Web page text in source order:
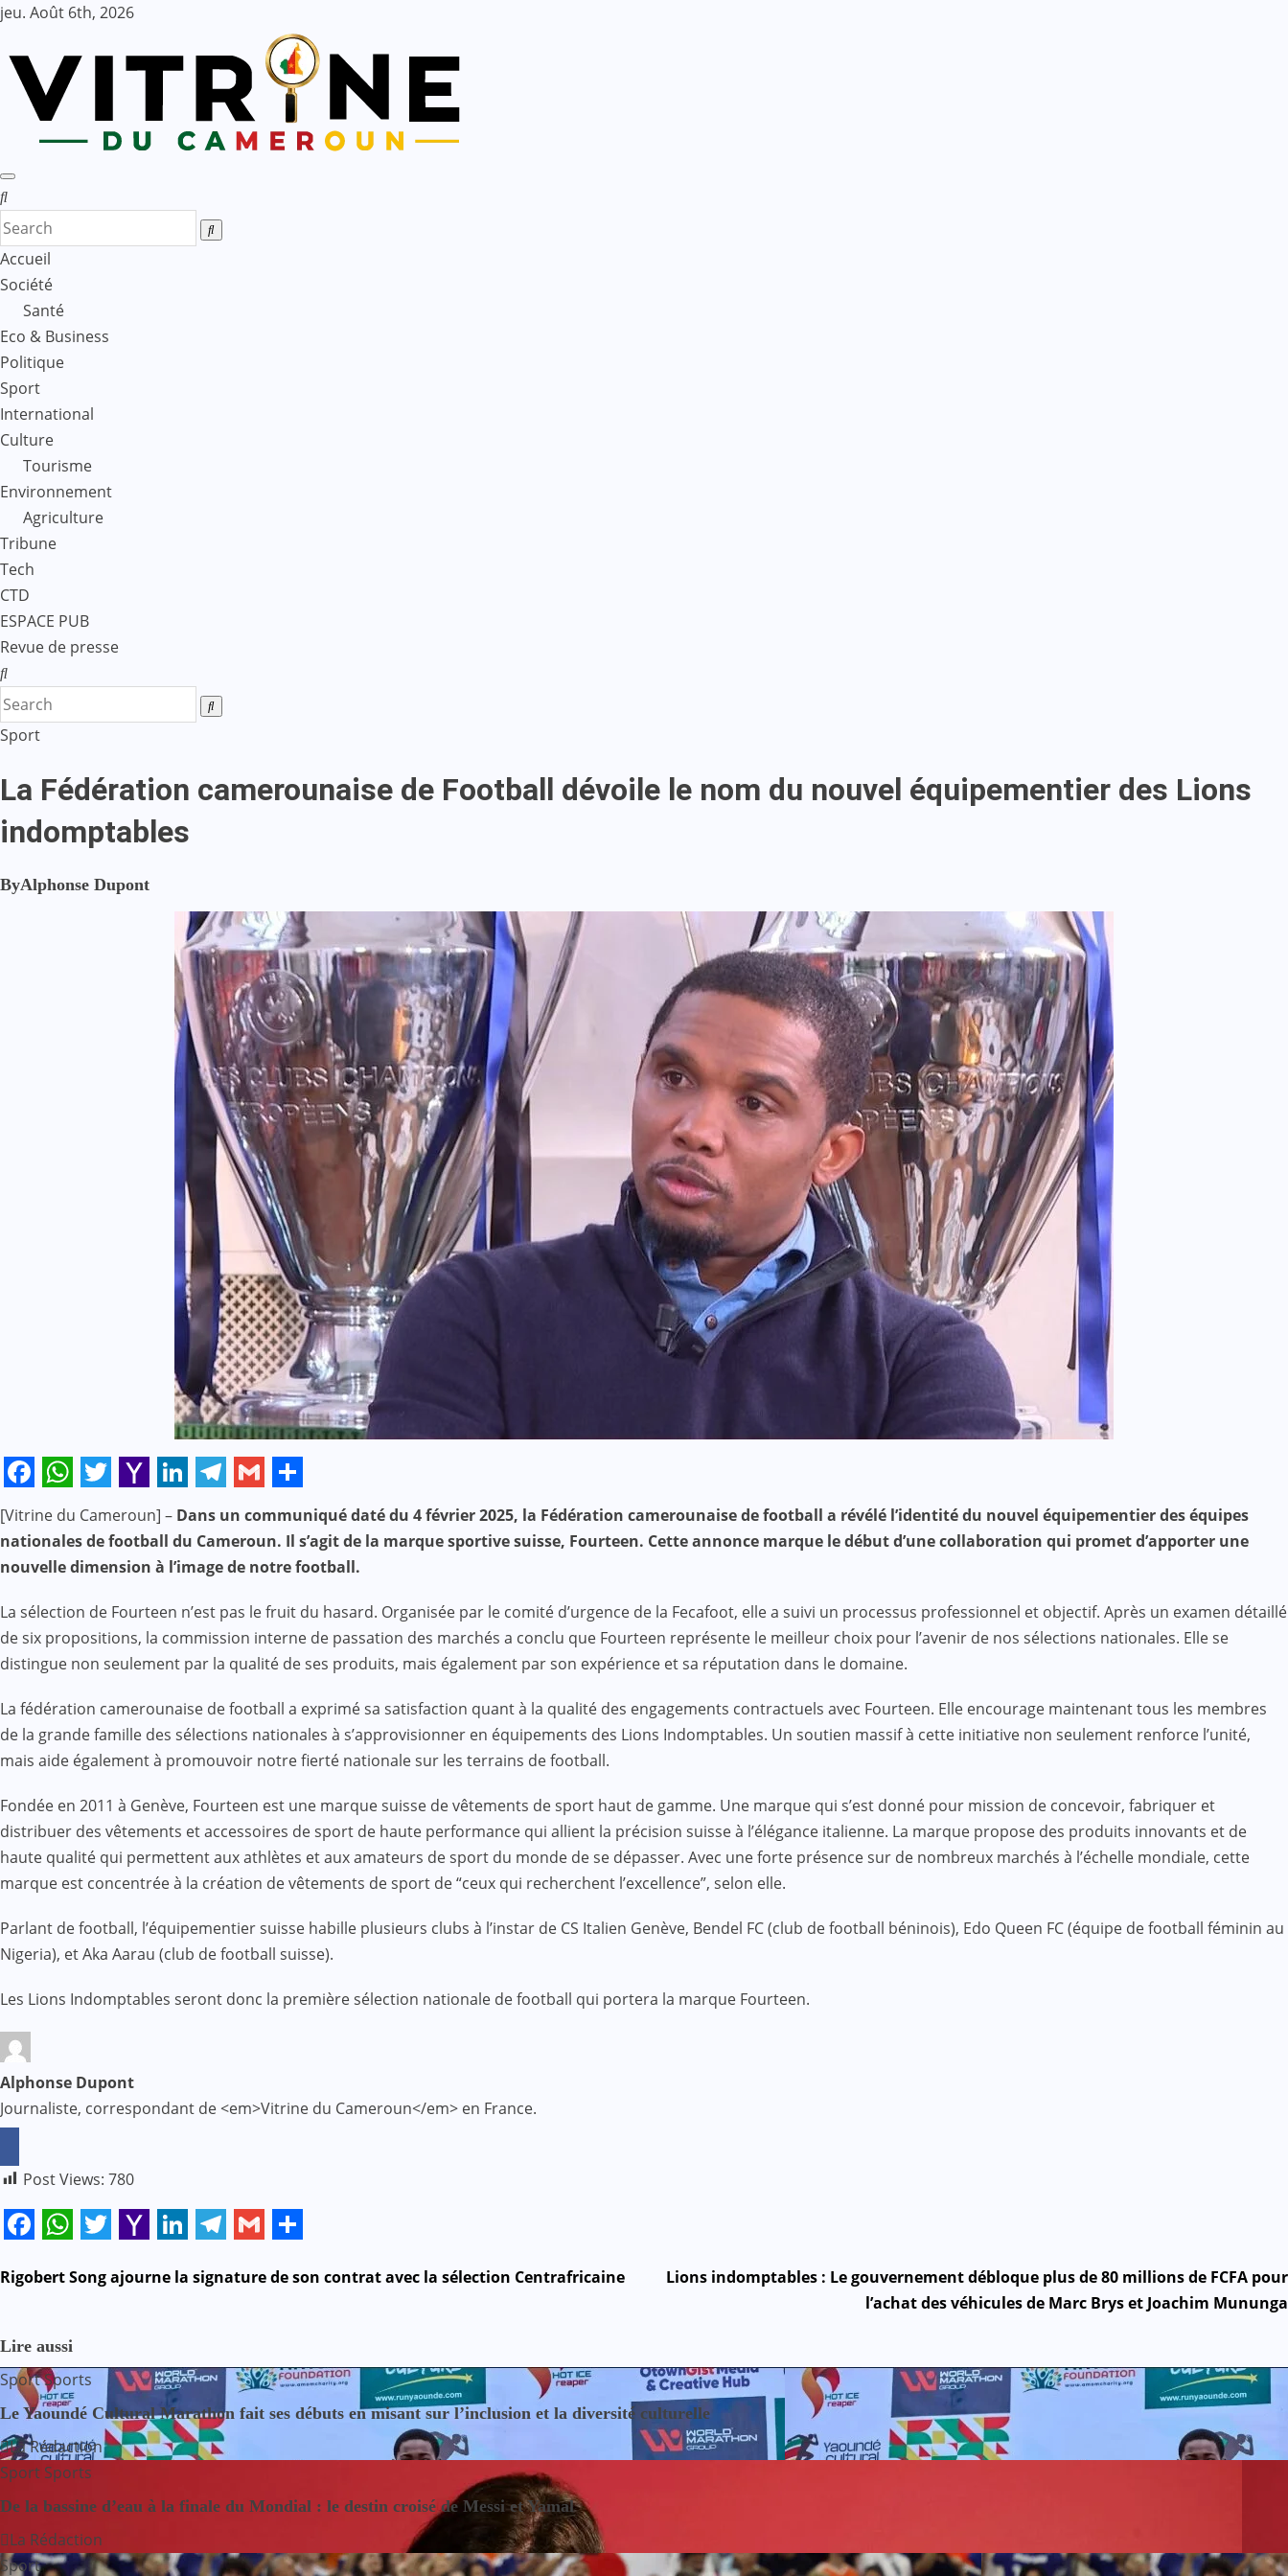
Skip
content
jeu. Août 6th, 2026
Accueil
Société
Santé
Eco & Business
Politique
Sport
International
Culture
Tourisme
Environnement
Agriculture
Tribune
Tech
CTD
ESPACE PUB
Revue de presse
Sport
La Fédération camerounaise de Football dévoile le nom du nouvel équipementier des Lions
indomptables
ByAlphonse Dupont
Facebook
WhatsApp
Twitter
Yahoo
Mail
LinkedIn
Telegram
Gmail
Share
[Vitrine du Cameroun] – Dans un communiqué daté du 4 février 2025, la Fédération camerounaise de football a révélé l’identité du nouvel équipementier des équipes
nationales de football du Cameroun. Il s’agit de la marque sportive suisse, Fourteen. Cette annonce marque le début d’une collaboration qui promet d’apporter une
nouvelle dimension à l’image de notre football.
La sélection de Fourteen n’est pas le fruit du hasard. Organisée par le comité d’urgence de la Fecafoot, elle a suivi un processus professionnel et objectif. Après un examen détaillé
de six propositions, la commission interne de passation des marchés a conclu que Fourteen représente le meilleur choix pour l’avenir de nos sélections nationales. Elle se
distingue non seulement par la qualité de ses produits, mais également par son expérience et sa réputation dans le domaine.
La fédération camerounaise de football a exprimé sa satisfaction quant à la qualité des engagements contractuels avec Fourteen. Elle encourage maintenant tous les membres
de la grande famille des sélections nationales à s’approvisionner en équipements des Lions Indomptables. Un soutien massif à cette initiative non seulement renforce l’unité,
mais aide également à promouvoir notre fierté nationale sur les terrains de football.
Fondée en 2011 à Genève, Fourteen est une marque suisse de vêtements de sport haut de gamme. Une marque qui s’est donné pour mission de concevoir, fabriquer et
distribuer des vêtements et accessoires de sport de haute performance qui allient la précision suisse à l’élégance italienne. La marque propose des produits innovants et de
haute qualité qui permettent aux athlètes et aux amateurs de sport du monde de se dépasser. Avec une forte présence sur de nombreux marchés à l’échelle mondiale, cette
marque est concentrée à la création de vêtements de sport de “ceux qui recherchent l’excellence”, selon elle.
Parlant de football, l’équipementier suisse habille plusieurs clubs à l’instar de CS Italien Genève, Bendel FC (club de football béninois), Edo Queen FC (équipe de football féminin au
Nigeria), et Aka Aarau (club de football suisse).
Les Lions Indomptables seront donc la première sélection nationale de football qui portera la marque Fourteen.
Alphonse Dupont
Journaliste, correspondant de <em>Vitrine du Cameroun</em> en France.
Post Views: 780
Mail
N
v
i
g
a
t
i
Rigobert Song ajourne la signature de son contrat avec la sélection Centrafricaine
Lions indomptables : Le gouvernement débloque plus de 80 millions de FCFA pour
l’achat des véhicules de Marc Brys et Joachim Mununga
Lire aussi
SportSports
Le Yaoundé Cultural Marathon fait ses débuts en misant sur l’inclusion et la diversité culturelle
La Rédaction
Sport Sports
De la bassine d’eau à la finale du Mondial : le destin croisé de Messi et Yamal
La Rédaction
Sport